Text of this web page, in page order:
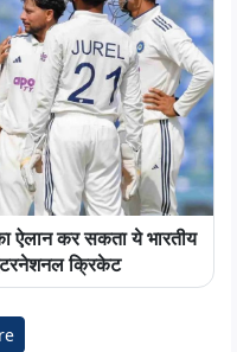
ऐलान कर सकता ये भारतीय
क्रिकेट